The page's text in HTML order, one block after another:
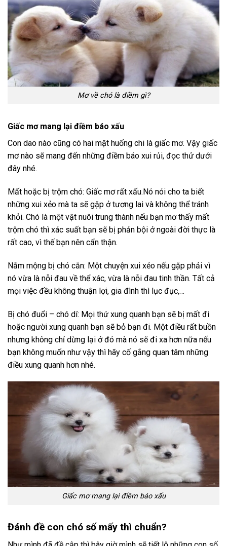
Mơ về chó là điềm gì?
Giấc mơ mang lại điềm báo xấu
Con dao nào cũng có hai mặt huống chi là giấc mơ. Vậy giấc
mơ nào sẽ mang đến những điềm báo xui rủi, đọc thử dưới
đây nhé.
Mất hoặc bị trộm chó: Giấc mơ rất xấu.Nó nói cho ta biết
những xui xẻo mà ta sẽ gặp ở tương lai và không thể tránh
khỏi. Chó là một vật nuôi trung thành nếu bạn mơ thấy mất
trộm chó thì xác suất bạn sẽ bị phản bội ở ngoài đời thực là
rất cao, vì thế bạn nên cẩn thận.
Nằm mộng bị chó cắn: Một chuyện xui xẻo nếu gặp phải vì
nó vừa là nỗi đau về thể xác, vừa là nỗi đau tinh thần. Tất cả
mọi việc đều không thuận lợi, gia đình thì lục đục,…
Bị chó đuổi – chó dí: Mọi thứ xung quanh bạn sẽ bị mất đi
hoặc người xung quanh bạn sẽ bỏ bạn đi. Một điều rất buồn
nhưng không chỉ dừng lại ở đó mà nó sẽ đi xa hơn nữa nếu
bạn không muốn như vậy thì hãy cố gắng quan tâm những
điều xung quanh hơn nhé.
Giấc mơ mang lại điềm báo xấu
Đánh đề con chó số mấy thì chuẩn?